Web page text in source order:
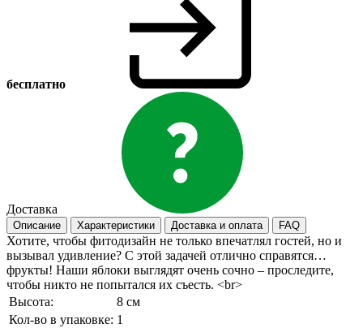
бесплатно
Доставка
Описание Характеристики Доставка и оплата FAQ
Хотите, чтобы фитодизайн не только впечатлял гостей, но и
вызывал удивление? С этой задачей отлично справятся…
фрукты! Наши яблоки выглядят очень сочно – проследите,
чтобы никто не попытался их съесть. <br>
Высота:
8 см
Кол-во в упаковке: 1